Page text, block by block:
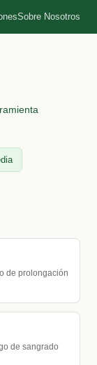
Sobre Nosotros
de prolongación
de sangrado